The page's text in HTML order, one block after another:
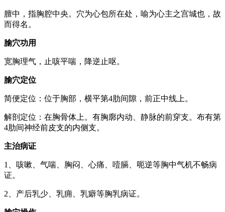
膻中，指胸腔中央。穴为心包所在处，喻为心主之宫城也，故
而得名。
腧穴功用
宽胸理气，止咳平喘，降逆止呕。
腧穴定位
简便定位：位于胸部，横平第4肋间隙，前正中线上。
解剖定位：在胸骨体上。有胸廓内动、静脉的前穿支。布有第
4肋间神经前皮支的内侧支。
主治病证
1、咳嗽、气喘、胸闷、心痛、噎膈、呃逆等胸中气机不畅病
证。
2、产后乳少、乳痈、乳癖等胸乳病证。